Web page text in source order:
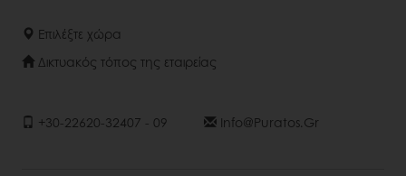
Επιλέξτε χώρα
Δικτυακός τόπος της εταιρείας
+30-22620-32407 - 09 Info@puratos.gr